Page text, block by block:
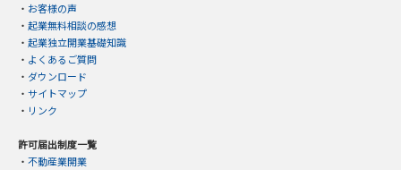
・ お客様の声
・ 起業無料相談の感想
・ 起業独立開業基礎知識
・ よくあるご質問
・ ダウンロード
・ サイトマップ
・ リンク
許可届出制度一覧
・ 不動産業開業